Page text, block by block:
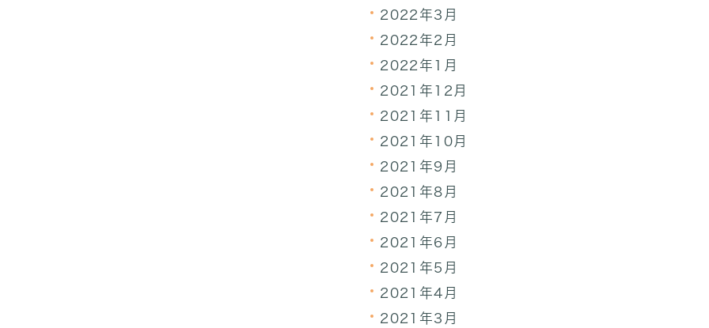
2022年3月
2022年2月
2022年1月
2021年12月
2021年11月
2021年10月
2021年9月
2021年8月
2021年7月
2021年6月
2021年5月
2021年4月
2021年3月